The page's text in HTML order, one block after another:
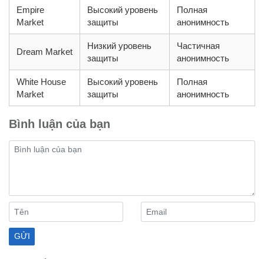
Empire
Market
Высокий уровень
защиты
Полная
анонимность
Dream Market
Низкий уровень
защиты
Частичная
анонимность
White House
Market
Высокий уровень
защиты
Полная
анонимность
Bình luận của bạn